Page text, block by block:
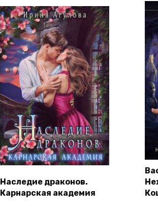
Наследие драконов.
Карнарская академия